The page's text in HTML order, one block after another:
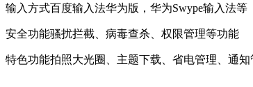
输入方式百度输入法华为版，华为Swype输入法等
安全功能骚扰拦截、病毒查杀、权限管理等功能
特色功能拍照大光圈、主题下载、省电管理、通